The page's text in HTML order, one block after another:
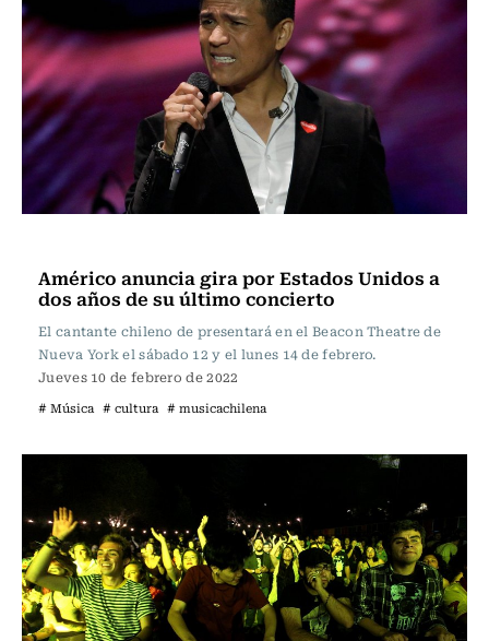
Américo anuncia gira por Estados Unidos a
dos años de su último concierto
El cantante chileno de presentará en el Beacon Theatre de
Nueva York el sábado 12 y el lunes 14 de febrero.
Jueves 10 de febrero de 2022
# Música # cultura # musicachilena